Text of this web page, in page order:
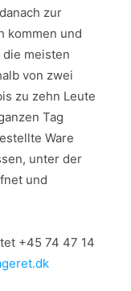
zur
kommen und
meisten
von zwei
zu zehn Leute
Tag
Ware
unter der
und
+45 74 47 14